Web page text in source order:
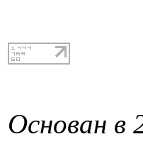
Основан в